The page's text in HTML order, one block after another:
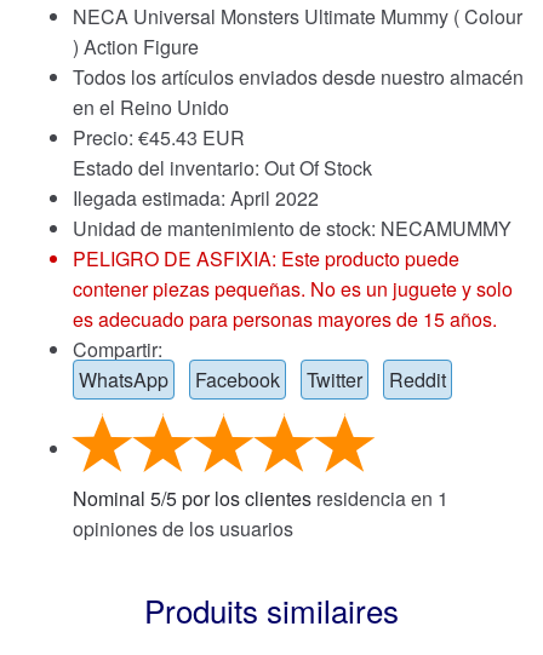
NECA Universal Monsters Ultimate Mummy ( Colour
) Action Figure
Todos los artículos enviados desde nuestro almacén
en el Reino Unido
Precio: €45.43 EUR
Estado del inventario: Out Of Stock
Ilegada estimada: April 2022
Unidad de mantenimiento de stock: NECAMUMMY
PELIGRO DE ASFIXIA: Este producto puede
contener piezas pequeñas. No es un juguete y solo
es adecuado para personas mayores de 15 años.
Compartir:
WhatsApp
Facebook Twitter Reddit
Nominal 5/5por los clientes residencia en 1
opiniones de los usuarios
Produits similaires